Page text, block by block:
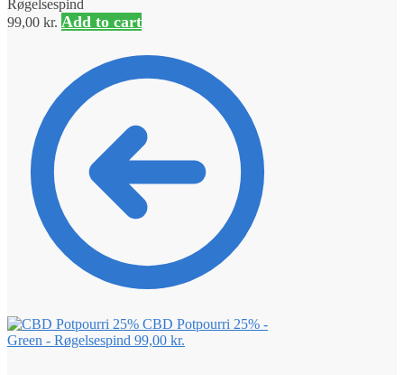
Røgelsespind
99,00 kr. Add to cart
CBD Potpourri 25% -
Green - Røgelsespind 99,00 kr.